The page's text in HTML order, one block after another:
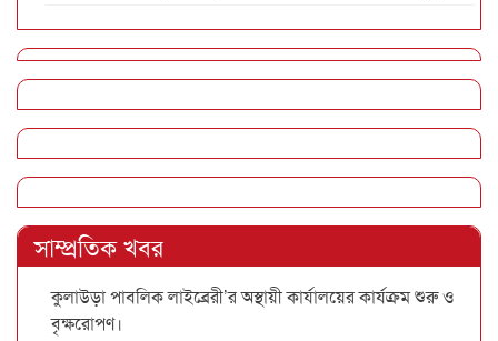
সাম্প্রতিক খবর
কুলাউড়া পাবলিক লাইব্রেরী’র অস্থায়ী কার্যালয়ের কার্যক্রম শুরু ও
বৃক্ষরোপণ।